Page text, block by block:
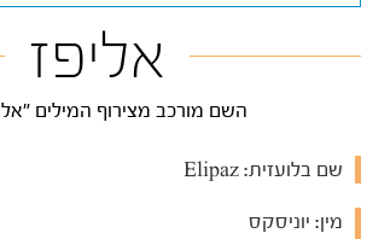
אליפז
השם מורכב מצירוף המילים
שם בלועזית:
מין: יוניסקס